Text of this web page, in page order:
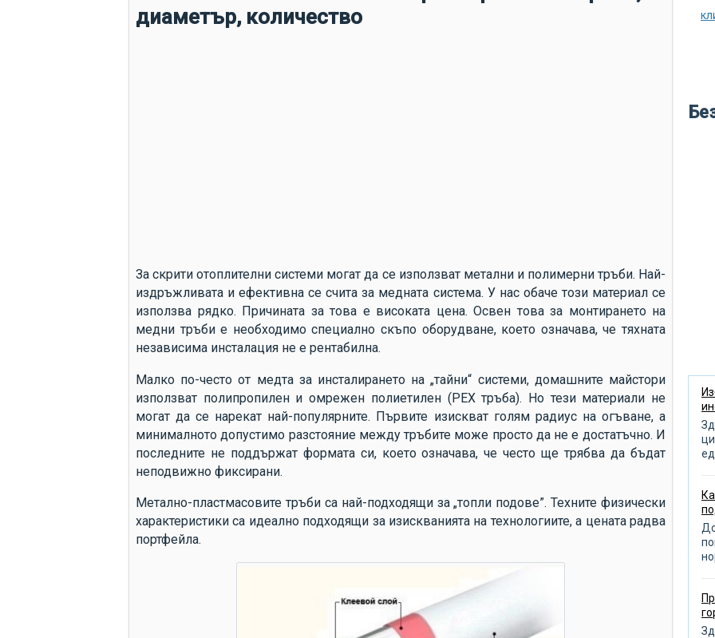
диаметър, количество
За скрити отоплителни системи могат да се използват метални и полимерни тръби. Най-
издръжливата и ефективна се счита за медната система. У нас обаче този материал се
използва рядко. Причината за това е високата цена. Освен това за монтирането на
медни тръби е необходимо специално скъпо оборудване, което означава, че тяхната
независима инсталация не е рентабилна.
Малко по-често от медта за инсталирането на „тайни“ системи, домашните майстори
използват полипропилен и омрежен полиетилен (PEX тръба). Но тези материали не
могат да се нарекат най-популярните. Първите изискват голям радиус на огъване, а
минималното допустимо разстояние между тръбите може просто да не е достатъчно. И
последните не поддържат формата си, което означава, че често ще трябва да бъдат
неподвижно фиксирани.
Метално-пластмасовите тръби са най-подходящи за „топли подове”. Техните физически
характеристики са идеално подходящи за изискванията на технологиите, а цената радва
портфейла.